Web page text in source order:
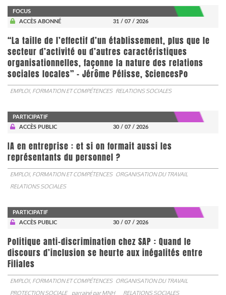
FOCUS
ACCÈS ABONNÉ
31 / 07 / 2026
“La taille de l’effectif d’un établissement, plus que le
secteur d’activité ou d’autres caractéristiques
organisationnelles, façonne la nature des relations
sociales locales” - Jérôme Pélisse, SciencesPo
EMPLOI, FORMATION ET COMPÉTENCES RELATIONS SOCIALES
PARTICIPATIF
ACCÈS PUBLIC
30 / 07 / 2026
IA en entreprise : et si on formait aussi les
représentants du personnel ?
EMPLOI, FORMATION ET COMPÉTENCES ORGANISATION DU TRAVAIL
RELATIONS SOCIALES
PARTICIPATIF
ACCÈS PUBLIC
30 / 07 / 2026
Politique anti-discrimination chez SAP : Quand le
discours d’inclusion se heurte aux inégalités entre
Filiales
EMPLOI, FORMATION ET COMPÉTENCES ORGANISATION DU TRAVAIL
PROTECTION SOCIALE
parrainé parMNH RELATIONS SOCIALES